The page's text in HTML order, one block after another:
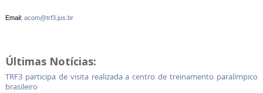
Email: acom@trf3.jus.br
Últimas Notícias:
TRF3 participa de visita realizada a centro de treinamento paralímpico
brasileiro